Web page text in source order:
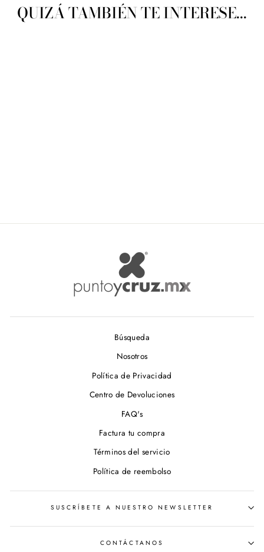
QUIZÁ TAMBIÉN TE INTERESE...
Búsqueda
Nosotros
Política de Privacidad
Centro de Devoluciones
FAQ's
Factura tu compra
Términos del servicio
Política de reembolso
SUSCRÍBETE A NUESTRO NEWSLETTER
CONTÁCTANOS